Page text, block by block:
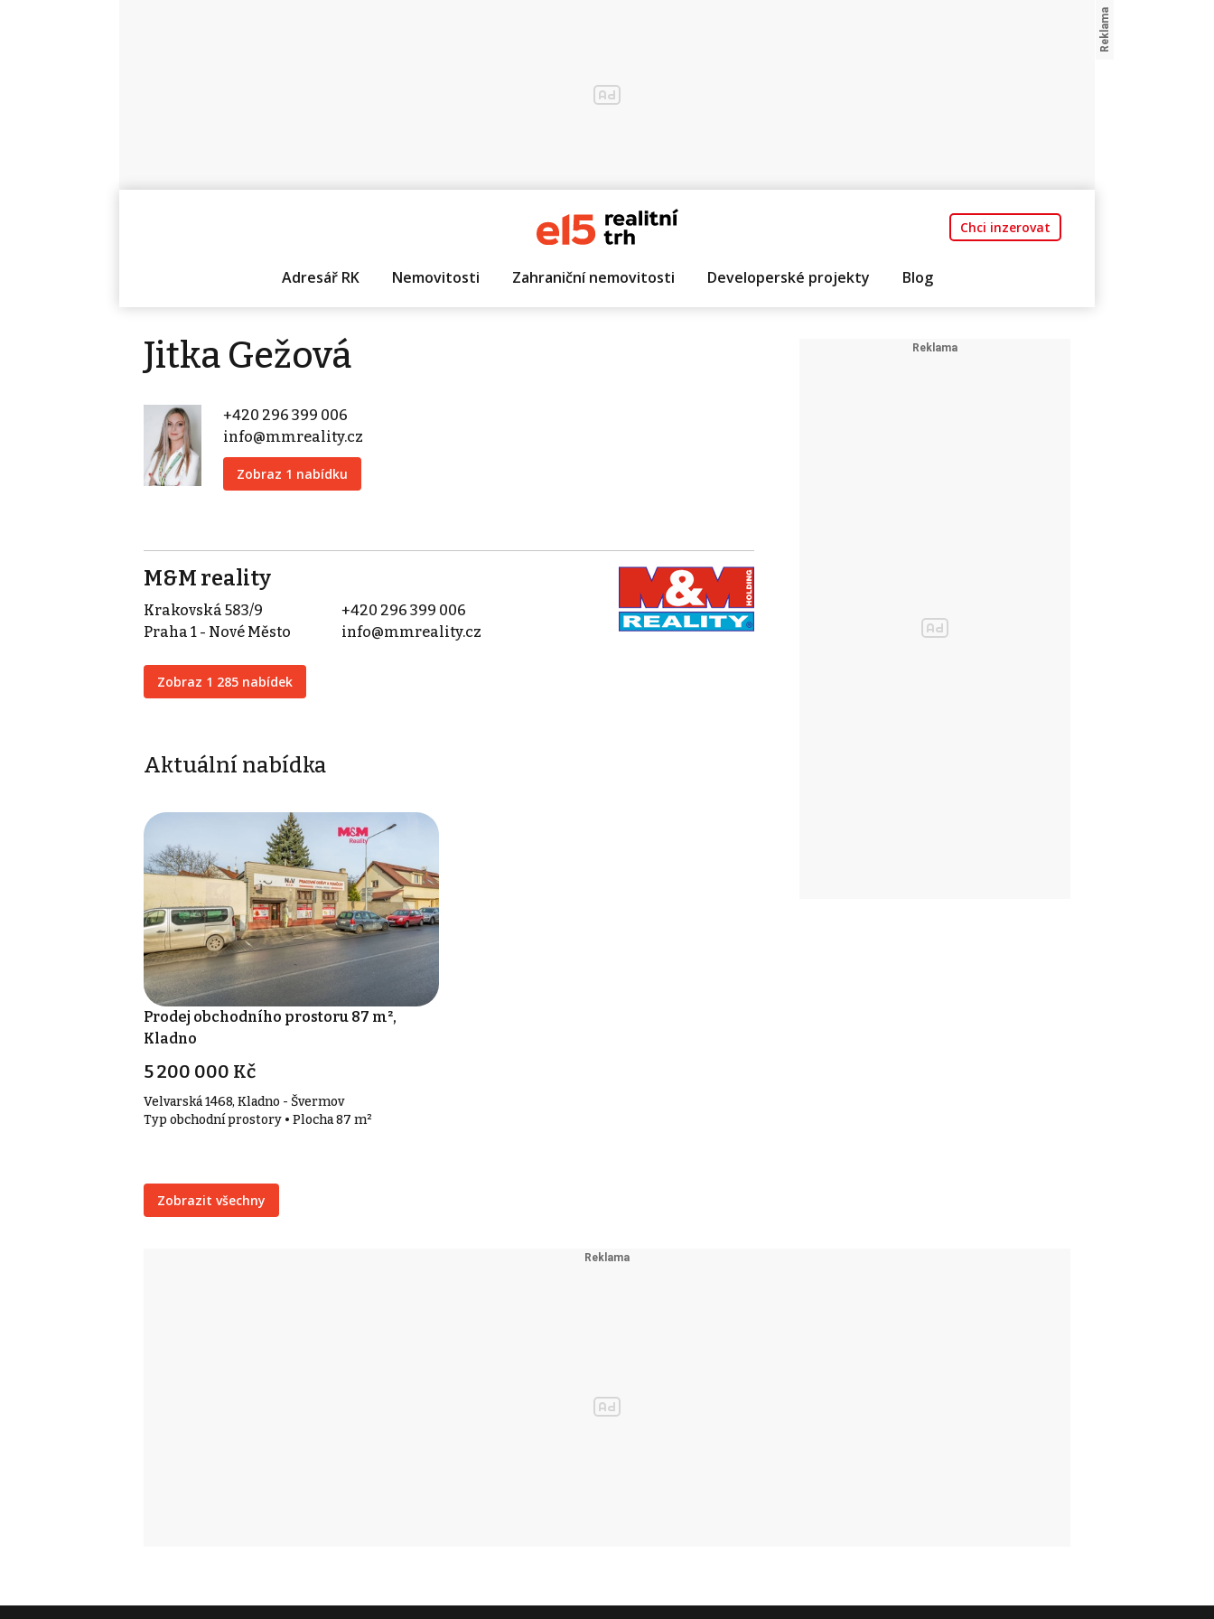
Chci inzerovat
Adresář RK Nemovitosti Zahraniční nemovitosti Developerské projekty Blog
Jitka Gežová
+420 296 399 006
info@mmreality.cz
Zobraz 1 nabídku
M&M reality
Krakovská 583/9
Praha 1 - Nové Město
Zobraz 1 285 nabídek
+420 296 399 006
info@mmreality.cz
Aktuální nabídka
Prodej obchodního prostoru 87 m²,
Kladno
5 200 000 Kč
Velvarská 1468, Kladno - Švermov
Typ obchodní prostory • Plocha 87 m²
Zobrazit všechny